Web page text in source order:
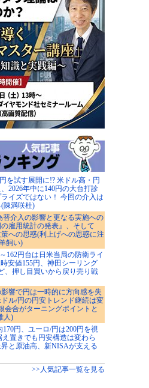
を試す展開に!? 米ドル高・円
2026年中に140円の大台打診
イズではない！ 今回の介入は
陳満咲杜)
替介入の影響と更なる実施への
雇用統計の発表』、そして
策への思惑(利上げへの思惑に注
飼い)
162円台は日米当局の防衛ライ
安値155円、神田シーリング
、押し目買いから戻り売り戦
響で円は一時的に方向感を失
ル/円の円安トレンド継続は変
会合がターニングポイントと
人)
円、ユーロ/円は200円を視
置きでも円安構造は変わら
と原油高、新NISAが支える
>>人気記事一覧を見る